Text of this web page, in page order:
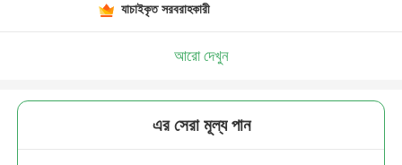
যাচাইকৃত সরবরাহকারী
আরো দেখুন
এর সেরা মূল্য পান